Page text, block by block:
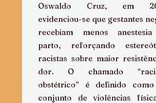
Oswaldo Cruz, em
evidenciou-se que gestantes
recebiam menos anestesia
parto, reforçando
racistas sobre maior
dor. O chamado
obstétrico” é definido como
conjunto de violências